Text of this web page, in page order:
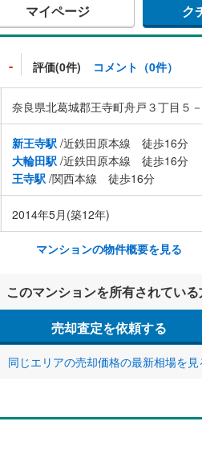
マイページ ク
- 評価(0件) コメント（0件）
奈良県北葛城郡王寺町舟戸３丁目５
新王寺駅 /近鉄田原本線 徒歩16分
大輪田駅 /近鉄田原本線 徒歩16分
王寺駅 /関西本線 徒歩16分
2014年5月(築12年)
マンションの物件概要を見る
このマンションを所有されてい
売却査定を依頼する
同じエリアの売却価格の最新相場を見